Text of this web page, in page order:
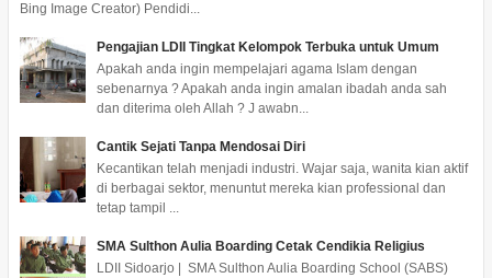
Bing Image Creator) Pendidi...
Pengajian LDII Tingkat Kelompok Terbuka untuk Umum
Apakah anda ingin mempelajari agama Islam dengan
sebenarnya ? Apakah anda ingin amalan ibadah anda sah
dan diterima oleh Allah ? J awabn...
Cantik Sejati Tanpa Mendosai Diri
Kecantikan telah menjadi industri. Wajar saja, wanita kian aktif
di berbagai sektor, menuntut mereka kian professional dan
tetap tampil ...
SMA Sulthon Aulia Boarding Cetak Cendikia Religius
LDII Sidoarjo | SMA Sulthon Aulia Boarding School (SABS)